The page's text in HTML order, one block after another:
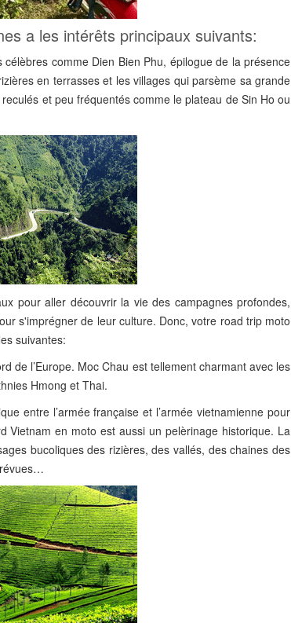
a les intérêts principaux suivants:
comme Dien Bien Phu, épilogue de la présence
en terrasses et les villages qui parsème sa grande
et peu fréquentés comme le plateau de Sin Ho ou
pour aller découvrir la vie des campagnes profondes,
s'imprégner de leur culture. Donc, votre road trip moto
suivantes:
de l’Europe. Moc Chau est tellement charmant avec les
Hmong et Thai.
entre l’armée française et l’armée vietnamienne pour
Vietnam en moto est aussi un pelèrinage historique. La
bucoliques des rizières, des vallés, des chaines des